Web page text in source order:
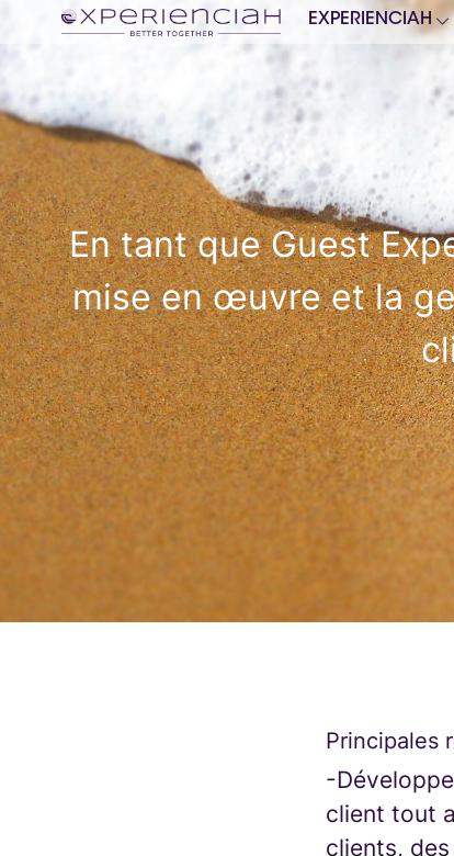
En tant que Guest
mise en œuvre et la
Principales
-
client tout
clients,
EXPERIENCIAH